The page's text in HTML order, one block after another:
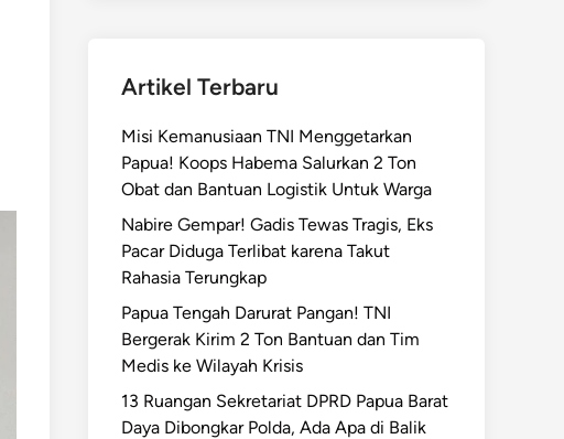
Artikel Terbaru
Misi Kemanusiaan TNI Menggetarkan
Papua! Koops Habema Salurkan 2 Ton
Obat dan Bantuan Logistik Untuk Warga
Nabire Gempar! Gadis Tewas Tragis, Eks
Pacar Diduga Terlibat karena Takut
Rahasia Terungkap
Papua Tengah Darurat Pangan! TNI
Bergerak Kirim 2 Ton Bantuan dan Tim
Medis ke Wilayah Krisis
13 Ruangan Sekretariat DPRD Papua Barat
Daya Dibongkar Polda, Ada Apa di Balik